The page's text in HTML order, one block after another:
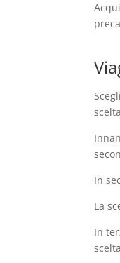
In
La
In